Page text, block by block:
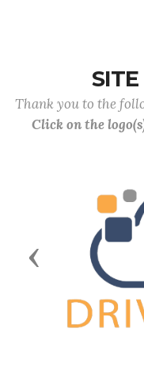
SITE
Thank you to the
Click on the
Previous